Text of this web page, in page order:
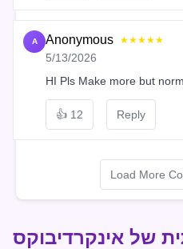
A Anonymous ★★★★★
5/13/2026
HI Pls Make more but
👍 12 Reply
Load More
של אינקרדיבוקס